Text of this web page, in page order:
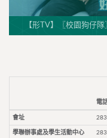
【形TV】〖校園狗仔
電
會址
學聯辦事處及學生活動中心